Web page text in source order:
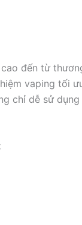
đến từ
vaping tối
chỉ dễ sử